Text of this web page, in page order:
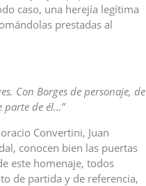
caso, una herejía legítima
prestadas al
Con Borges de personaje, de
parte de él…”
Convertini, Juan
conocen bien las puertas
este homenaje, todos
de partida y de referencia,